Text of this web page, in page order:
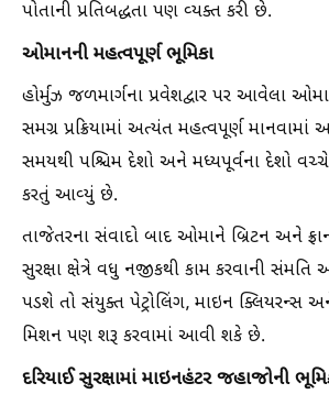
પોતાની પ્રતિબદ્ધતા પણ વ્યક્ત કરી છે.
ઓમાનની મહત્વપૂર્ણ ભૂમિકા
હોર્મુઝ જળમાર્ગના પ્રવેશદ્વાર પર આવેલા
સમગ્ર પ્રક્રિયામાં અત્યંત મહત્વપૂર્ણ
સમયથી પશ્ચિમ દેશો અને મધ્યપૂર્વના દેશો વચ્ચે
કરતું આવ્યું છે.
તાજેતરના સંવાદો બાદ ઓમાને બ્રિટન અને
સુરક્ષા ક્ષેત્રે વધુ નજીકથી કામ કરવાની
પડશે તો સંયુક્ત પેટ્રોલિંગ, માઇન ક્લિયરન્સ અને
મિશન પણ શરૂ કરવામાં આવી શકે છે.
દરિયાઈ સુરક્ષામાં માઇનહંટર જહાજોની